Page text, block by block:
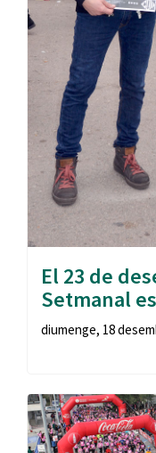
El 23 de
Setmanal
diumenge, 18